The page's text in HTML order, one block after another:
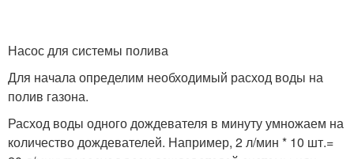
Насос для системы полива
Для начала определим необходимый расход воды на
полив газона.
Расход воды одного дождевателя в минуту умножаем на
количество дождевателей. Например, 2 л/мин * 10 шт.=